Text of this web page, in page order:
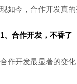
现如今，合作开发真
1、合作开发，不香了
合作开发最显著的变